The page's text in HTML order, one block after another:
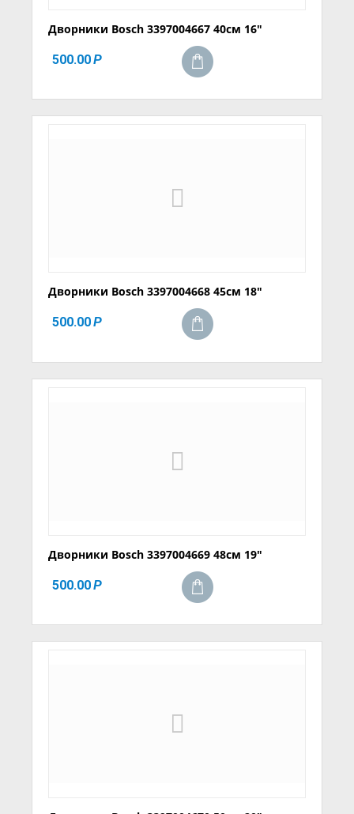
Дворники Bosch 3397004667 40см 16"
500.00Р
Дворники Bosch 3397004668 45см 18"
500.00Р
Дворники Bosch 3397004669 48см 19"
500.00Р